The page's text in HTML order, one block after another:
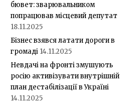
бювет: зварювальником
попрацював місцевий депутат
18.11.2025
Бізнес взявся латати дороги в
громаді 14.11.2025
Невдачі на фронті змушують
росію активізувати внутрішній
план дестабілізації в Україні
14.11.2025